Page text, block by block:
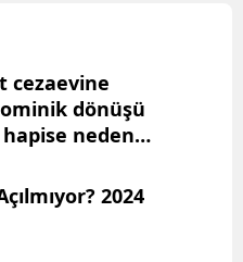
cezaevine
dönüşü
neden
2024